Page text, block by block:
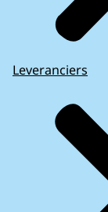
Leveranciers